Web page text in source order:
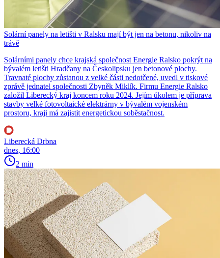
Solární panely na letišti v Ralsku mají být jen na betonu, nikoliv na
trávě
Solárními panely chce krajská společnost Energie Ralsko pokrýt na
bývalém letišti Hradčany na Českolipsku jen betonové plochy.
Travnaté plochy zůstanou z velké části nedotčené, uvedl v tiskové
zprávě jednatel společnosti Zbyněk Miklík. Firmu Energie Ralsko
založil Liberecký kraj koncem roku 2024. Jejím úkolem je příprava
stavby velké fotovoltaické elektrárny v bývalém vojenském
prostoru, kraji má zajistit energetickou soběstačnost.
Liberecká Drbna
dnes, 16:00
2 min